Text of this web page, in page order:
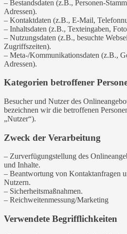
– Bestandsdaten (z.B., Personen-
Adressen).
– Kontaktdaten (z.B., E-Mail,
– Inhaltsdaten (z.B., Texteingaben,
– Nutzungsdaten (z.B., besuchte
Zugriffszeiten).
– Meta-/Kommunikationsdaten (z.B.,
Adressen).
Kategorien betroffener
Besucher und Nutzer des
bezeichnen wir die betroffenen
„Nutzer“).
Zweck der Verarbeitung
– Zurverfügungstellung des
und Inhalte.
– Beantwortung von Kontaktanfragen
Nutzern.
– Sicherheitsmaßnahmen.
– Reichweitenmessung/Marketing
Verwendete Begrifflichkeiten